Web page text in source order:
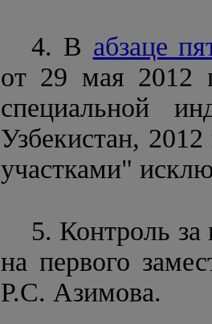
4. В абзаце
от 29 мая 2012
специальной
Узбекистан,
участками"
5. Контроль за
на первого
Р.С. Азимова.